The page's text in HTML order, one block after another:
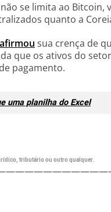
se limita ao Bitcoin,
quanto a
sua crença de
que os ativos do
pagamento.
uma planilha do Excel
tributário ou outro qualquer.